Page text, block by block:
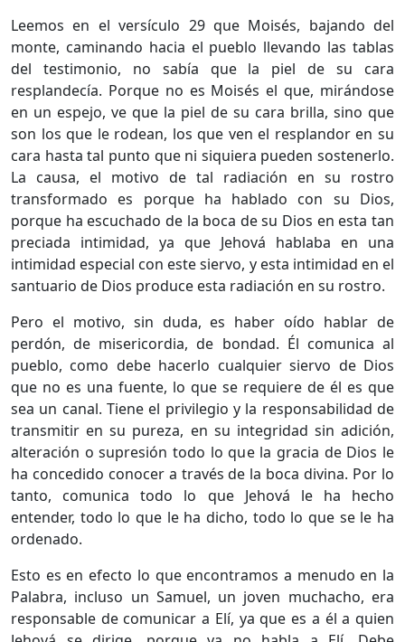
Leemos en el versículo 29 que Moisés, bajando del
monte, caminando hacia el pueblo llevando las tablas
del testimonio, no sabía que la piel de su cara
resplandecía. Porque no es Moisés el que, mirándose
en un espejo, ve que la piel de su cara brilla, sino que
son los que le rodean, los que ven el resplandor en su
cara hasta tal punto que ni siquiera pueden sostenerlo.
La causa, el motivo de tal radiación en su rostro
transformado es porque ha hablado con su Dios,
porque ha escuchado de la boca de su Dios en esta tan
preciada intimidad, ya que Jehová hablaba en una
intimidad especial con este siervo, y esta intimidad en el
santuario de Dios produce esta radiación en su rostro.
Pero el motivo, sin duda, es haber oído hablar de
perdón, de misericordia, de bondad. Él comunica al
pueblo, como debe hacerlo cualquier siervo de Dios
que no es una fuente, lo que se requiere de él es que
sea un canal. Tiene el privilegio y la responsabilidad de
transmitir en su pureza, en su integridad sin adición,
alteración o supresión todo lo que la gracia de Dios le
ha concedido conocer a través de la boca divina. Por lo
tanto, comunica todo lo que Jehová le ha hecho
entender, todo lo que le ha dicho, todo lo que se le ha
ordenado.
Esto es en efecto lo que encontramos a menudo en la
Palabra, incluso un Samuel, un joven muchacho, era
responsable de comunicar a Elí, ya que es a él a quien